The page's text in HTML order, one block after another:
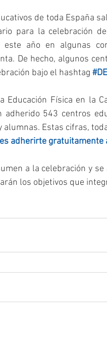
de toda España
para la celebración
año en algunas
De hecho, algunos
bajo el hashtag
Educación Física en la
543 centros
Estas cifras,
adherirte gratuitamente
a la celebración y
los objetivos que